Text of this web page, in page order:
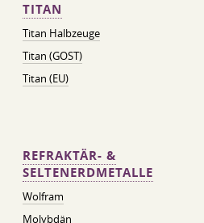
TITAN
Titan Halbzeuge
Titan (GOST)
Titan (EU)
REFRAKTÄR- &
SELTENERDMETALLE
Wolfram
Molybdän